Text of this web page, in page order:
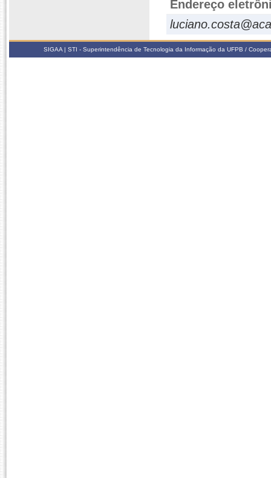
Endereço
SIGAA | STI - Superintendência de Tecnologia da Informação da UFPB /